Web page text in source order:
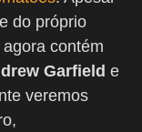
do próprio
contém
Garfield e
veremos